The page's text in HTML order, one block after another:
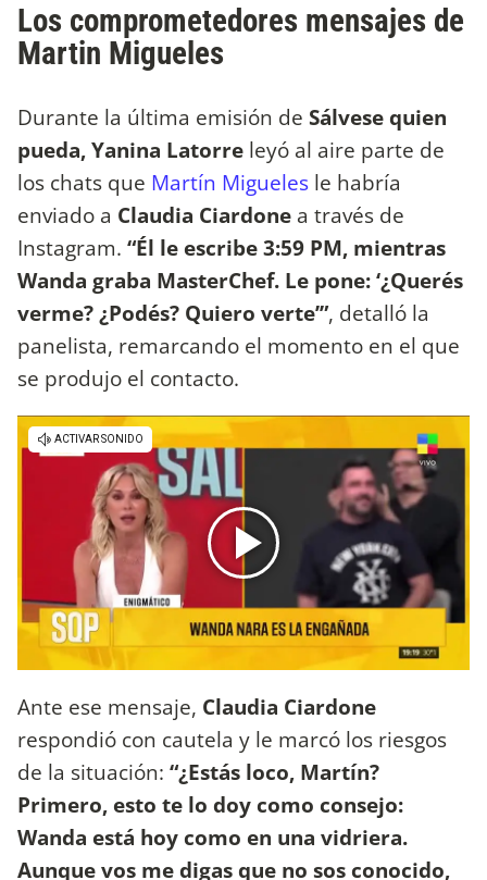
Los comprometedores mensajes de
Martin Migueles
Durante la última emisión de Sálvese quien
pueda, Yanina Latorre leyó al aire parte de
los chats que Martín Migueles le habría
enviado a Claudia Ciardone a través de
Instagram. “Él le escribe 3:59 PM, mientras
Wanda graba MasterChef. Le pone: ‘¿Querés
verme? ¿Podés? Quiero verte’”, detalló la
panelista, remarcando el momento en el que
se produjo el contacto.
Ante ese mensaje, Claudia Ciardone
respondió con cautela y le marcó los riesgos
de la situación: “¿Estás loco, Martín?
Primero, esto te lo doy como consejo:
Wanda está hoy como en una vidriera.
Aunque vos me digas que no sos conocido,